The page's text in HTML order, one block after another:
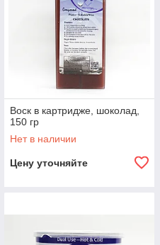
Воск в картридже, шоколад,
150 гр
Нет в наличии
Цену уточняйте